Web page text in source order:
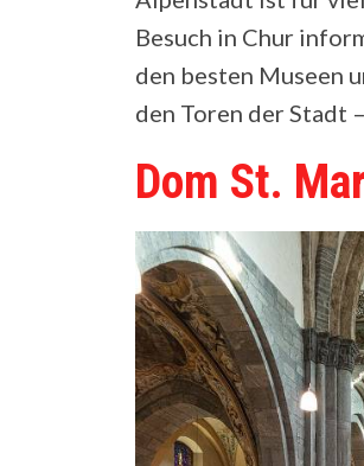
Besuch in Chur
den besten Museen
den Toren der Stadt
Dom St.